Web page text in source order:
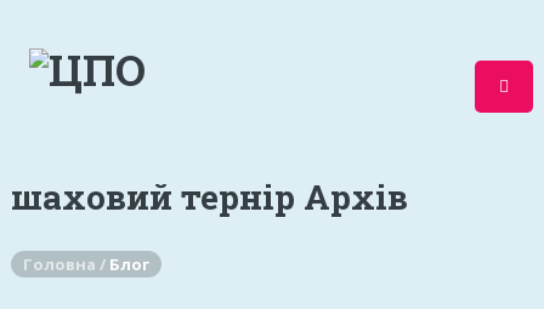
шаховий тернір Архів
Головна / Блог